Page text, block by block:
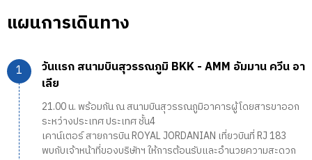
แผนการเดินทาง
วันแรก สนามบินสุวรรณภูมิ BKK - AMM อัมมาน ควีน อา
เลีย
21.00 น. พร้อมกัน ณ สนามบินสุวรรณภูมิอาคารผู้โดยสารขาออก
ระหว่างประเทศ ประเทศ ชั้น4
เคาน์เตอร์ สายการบิน ROYAL JORDANIAN เที่ยวบินที่ RJ 183
พบกับเจ้าหน้าที่ของบริษัทฯ ให้การต้อนรับและอำนวยความสะดวก